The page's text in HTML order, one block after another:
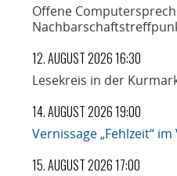
Offene
12. AUGUST 2026 16:30
Lesekreis in der
14. AUGUST 2026 19:00
Vernissage „Fehlzeit“
15. AUGUST 2026 17:00